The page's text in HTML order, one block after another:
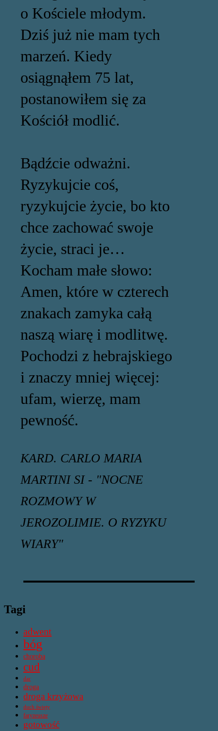
o Kościele młodym.
Dziś już nie mam tych
marzeń. Kiedy
osiągnąłem 75 lat,
postanowiłem się za
Kościół modlić.
Bądźcie odważni.
Ryzykujcie coś,
ryzykujcie życie, bo kto
chce zachować swoje
życie, straci je…
Kocham małe słowo:
Amen, które w czterech
znakach zamyka całą
naszą wiarę i modlitwę.
Pochodzi z hebrajskiego
i znaczy mniej więcej:
ufam, wierzę, mam
pewność.
KARD. CARLO MARIA
MARTINI SI - "NOCNE
ROZMOWY W
JEROZOLIMIE. O RYZYKU
WIARY"
Tagi
adwent
bóg
choroba
cud
dar
droga
droga krzyżowa
duch święty
faryzeusze
gotowość